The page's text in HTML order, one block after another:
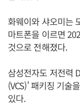
화웨이와 샤오미는
마트폰을 이르면
것으로 전해졌다.
삼성전자도 저전력
(VCS)' 패키징 기술
있다.